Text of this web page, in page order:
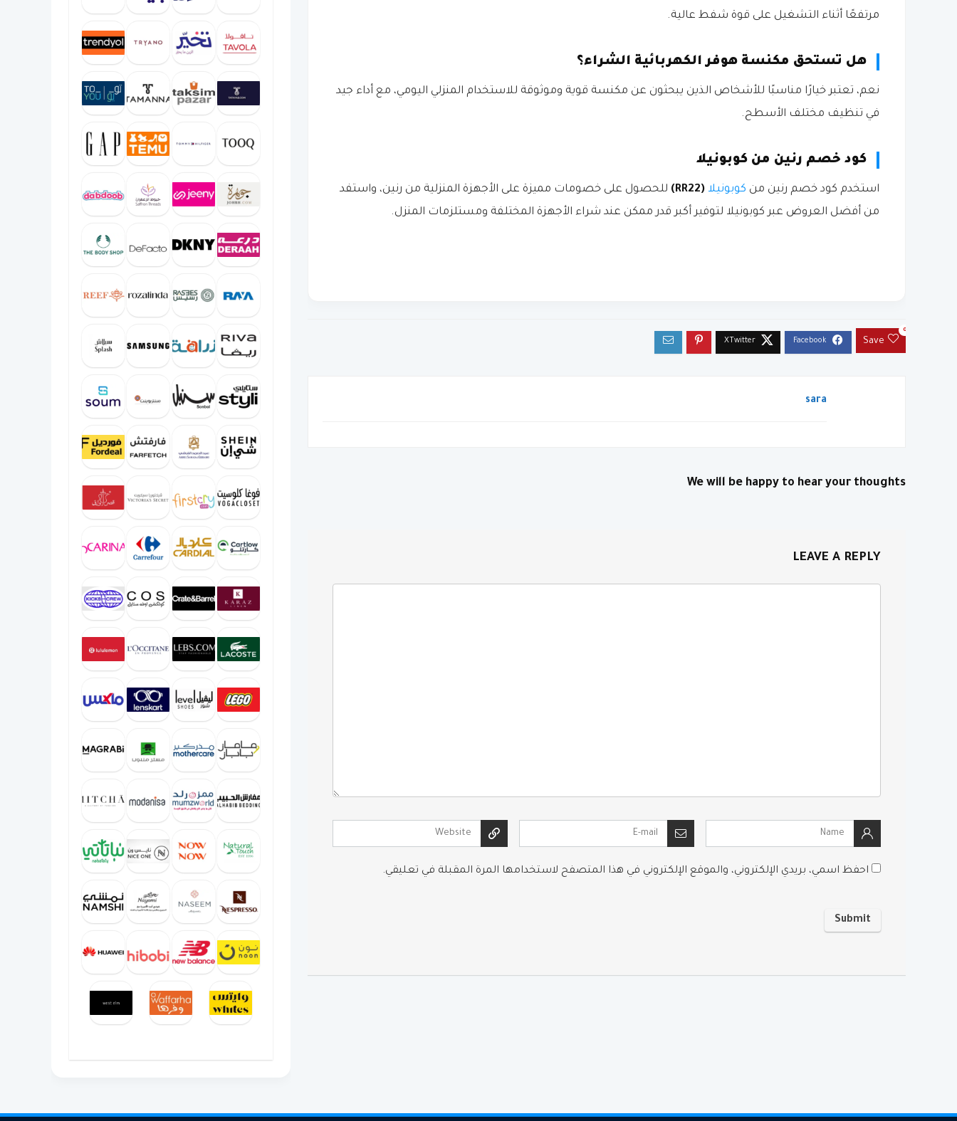
مرتفعًا أثناء التشغيل على قوة شفط عالية.
هل تستحق مكنسة هوفر الكهربائية الشراء؟
نعم، تعتبر خيارًا مناسبًا للأشخاص الذين يبحثون عن مكنسة قوية وموثوقة للاستخدام المنزلي اليومي، مع أداء جيد
في تنظيف مختلف الأسطح.
كود خصم رنين من كوبونيلا
استخدم كود خصم رنين من كوبونيلا (RR22)
للحصول على خصومات مميزة على الأجهزة المنزلية من رنين، واستفد
من أفضل العروض عبر كوبونيلا لتوفير أكبر قدر ممكن عند شراء الأجهزة المختلفة ومستلزمات المنزل.
Save
0
sara
We will be happy to hear your thoughts
LEAVE A REPLY
احفظ اسمي، بريدي الإلكتروني، والموقع الإلكتروني في هذا المتصفح لاستخدامها المرة المقبلة في تعليقي.